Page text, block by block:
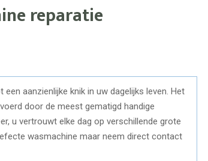
reparatie
aanzienlijke knik in uw dagelijks leven. Het
door de meest gematigd handige
u vertrouwt elke dag op verschillende grote
wasmachine maar neem direct contact